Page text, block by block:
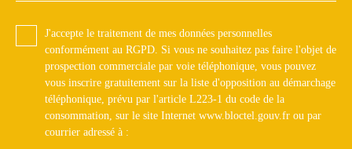
J'accepte le traitement de mes données personnelles
conformément au RGPD. Si vous ne souhaitez pas faire l'objet de
prospection commerciale par voie téléphonique, vous pouvez
vous inscrire gratuitement sur la liste d'opposition au démarchage
téléphonique, prévu par l'article L223-1 du code de la
consommation, sur le site Internet www.bloctel.gouv.fr ou par
courrier adressé à :